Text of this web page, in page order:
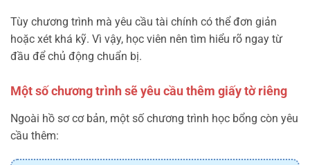
Tùy chương trình mà yêu cầu tài chính có thể đơn giản
hoặc xét khá kỹ. Vì vậy, học viên nên tìm hiểu rõ ngay từ
đầu để chủ động chuẩn bị.
Một số chương trình sẽ yêu cầu thêm giấy tờ riêng
Ngoài hồ sơ cơ bản, một số chương trình học bổng còn yêu
cầu thêm: